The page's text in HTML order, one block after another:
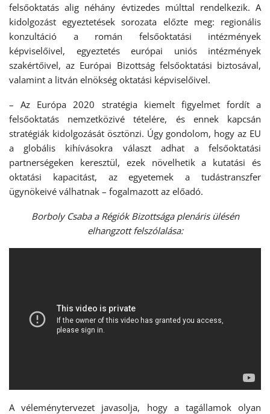
felsőoktatás alig néhány évtizedes múlttal rendelkezik. A
kidolgozást egyeztetések sorozata előzte meg: regionális
konzultáció a román felsőoktatási intézmények
képviselőivel, egyeztetés európai uniós intézmények
szakértőivel, az Európai Bizottság felsőoktatási biztosával,
valamint a litván elnökség oktatási képviselőivel.
– Az Európa 2020 stratégia kiemelt figyelmet fordít a
felsőoktatás nemzetközivé tételére, és ennek kapcsán
stratégiák kidolgozását ösztönzi. Úgy gondolom, hogy az EU
a globális kihívásokra választ adhat a felsőoktatási
partnerségeken keresztül, ezek növelhetik a kutatási és
oktatási kapacitást, az egyetemek a tudástranszfer
ügynökeivé válhatnak – fogalmazott az előadó.
Borboly Csaba a Régiók Bizottsága plenáris ülésén
elhangzott felszólalása:
A véleménytervezet javasolja, hogy a tagállamok olyan